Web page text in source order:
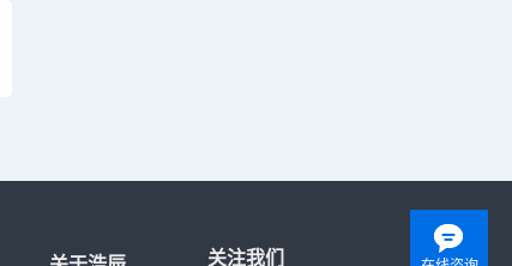
关注我们